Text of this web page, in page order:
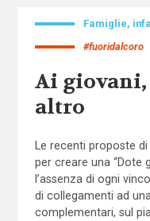
Famiglie,
#fuoridalcoro
Ai giovani,
altro
Le recenti proposte
per creare una “Dote
l’assenza di ogni
di collegamenti ad
complementari, sul